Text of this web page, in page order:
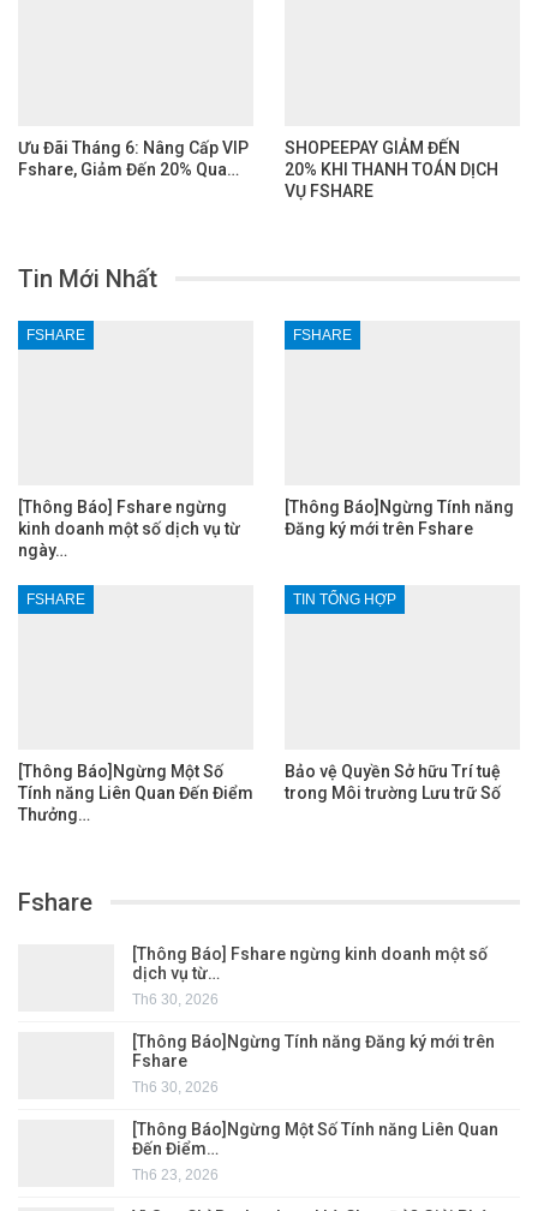
Ưu Đãi Tháng 6: Nâng Cấp VIP
Fshare, Giảm Đến 20% Qua…
SHOPEEPAY GIẢM ĐẾN
20% KHI THANH TOÁN DỊCH
VỤ FSHARE
Tin Mới Nhất
FSHARE
[Thông Báo] Fshare ngừng
kinh doanh một số dịch vụ từ
ngày…
FSHARE
[Thông Báo]Ngừng Tính năng
Đăng ký mới trên Fshare
FSHARE
[Thông Báo]Ngừng Một Số
Tính năng Liên Quan Đến Điểm
Thưởng…
TIN TỔNG HỢP
Bảo vệ Quyền Sở hữu Trí tuệ
trong Môi trường Lưu trữ Số
Fshare
[Thông Báo] Fshare ngừng kinh doanh một số
dịch vụ từ…
Th6 30, 2026
[Thông Báo]Ngừng Tính năng Đăng ký mới trên
Fshare
Th6 30, 2026
[Thông Báo]Ngừng Một Số Tính năng Liên Quan
Đến Điểm…
Th6 23, 2026